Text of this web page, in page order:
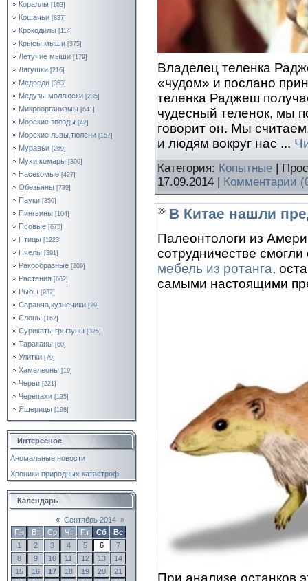
Кораллы [163]
Кошачьи [837]
Крокодилы [114]
Крысы,мыши [375]
Летучие мыши [179]
Лягушки [216]
Медведи [353]
Медузы,моллюски [235]
Микроорганизмы [641]
Морские звезды [42]
Морские львы,тюлени [157]
Муравьи [269]
Мухи,комары [300]
Насекомые [427]
Обезьяны [739]
Пауки [350]
Пингвины [104]
Псовые [675]
Птицы [1223]
Пчелы [391]
Ракообразные [209]
Растения [662]
Рыбы [932]
Саранча,кузнечики [29]
Слоны [162]
Сурикаты,грызуны [325]
Тараканы [60]
Улитки [79]
Хамелеоны [19]
Черви [221]
Черепахи [135]
Ящерицы [198]
Интересное
Аномальные новости
Хроники природных катастроф
Календарь
« Сентябрь 2014 »
Пн
Вт Ср Чт Пт Сб
Вс
1
2 3 4 5 6
7
8
9 10 11 12 13
14
15
16 17 18 19 20
21
Владелец теленка
«чудом» и послано
теленка Раджеш
чудесный теленок, мы
говорит он. Мы
и людям вокруг нас ...
Категория: Копытные |
17.09.2014
Комментарии
В Китае нашли
Палеонтологи из
сотрудничестве
мебель из ротанга,
самыми настоящими
При анализе останков